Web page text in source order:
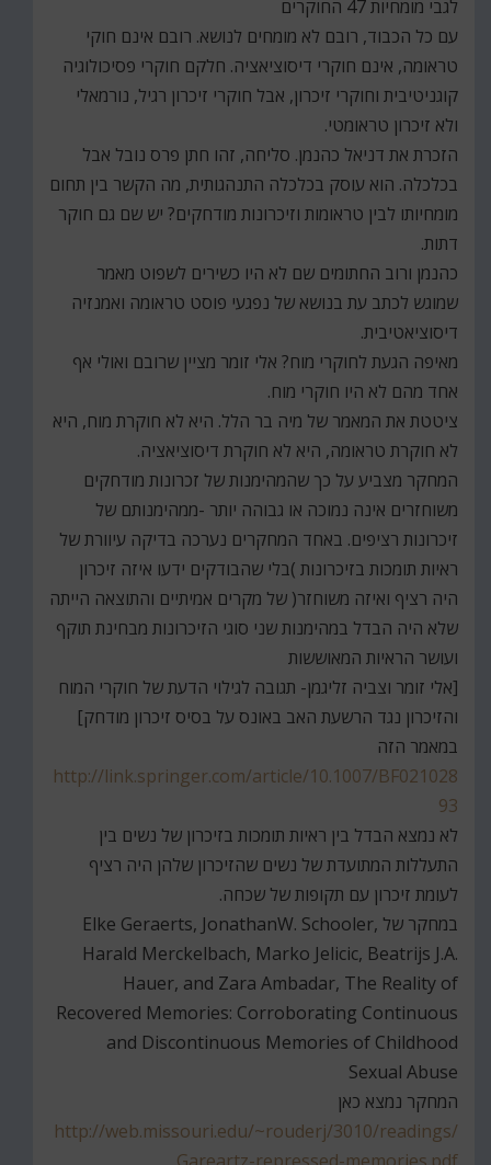
לגבי מומחיות 47 החוקרים
עם כל הכבוד, רובם לא מומחים לנושא. רובם אינם חוקי
טראומה, אינם חוקרי דיסוציאציה. חלקם חוקרי פסיכולוגיה
קוגניטיבית וחוקרי זיכרון, אבל חוקרי זיכרון רגיל, נורמאלי
ולא זיכרון טראומטי.
הזכרת את דניאל כהנמן. סליחה, זהו חתן פרס נובל אבל
בכלכלה. הוא עוסק בכלכלה התנהגותית, מה הקשר בין תחום
מומחיותו לבין טראומות וזיכרונות מודחקים? יש שם גם חוקר
דתות.
כהנמן ורוב החתומים שם לא היו כשירים לשפוט מאמר
שמוגש לכתב עת בנושא של נפגעי פוסט טראומה ואמנזיה
דיסוציאטיבית.
מאיפה הגעת לחוקרי מוח? אלי זומר מציין שרובם ואולי אף
אחד מהם לא היו חוקרי מוח.
ציטטת את המאמר של מיה בר הלל. היא לא חוקרת מוח, היא
לא חוקרת טראומה, היא לא חוקרת דיסוציאציה.
המחקר מצביע על כך שהמהימנות של זכרונות מודחקים
משוחזרים אינה נמוכה או גבוהה יותר -ממהימנותם של
זיכרונות רציפים. באחד המחקרים נערכה בדיקה עיוורת של
ראיות תומכות בזיכרונות )בלי שהבודקים ידעו איזה זיכרון
היה רציף ואיזה משוחזר( של מקרים אמיתיים והתוצאה הייתה
שלא היה הבדל במהימנות שני סוגי הזיכרונות מבחינת תוקף
ועושר הראיות המאוששות
[אלי זומר וצביה זליגמן- תגובה לגילוי הדעת של חוקרי המוח
והזיכרון נגד הרשעת האב באונס על בסיס זיכרון מודחק]
במאמר הזה
http://link.springer.com/article/10.1007/BF021028
93
לא נמצא הבדל בין ראיות תומכות בזיכרון של נשים בין
התעללות המתועדת של נשים שהזיכרון שלהן היה רציף
לעומת זיכרון עם תקופות של שכחה.
במחקר של Elke Geraerts, JonathanW. Schooler,
Harald Merckelbach, Marko Jelicic, Beatrijs J.A.
Hauer, and Zara Ambadar, The Reality of
Recovered Memories: Corroborating Continuous
and Discontinuous Memories of Childhood
Sexual Abuse
המחקר נמצא כאן
http://web.missouri.edu/~rouderj/3010/readings/